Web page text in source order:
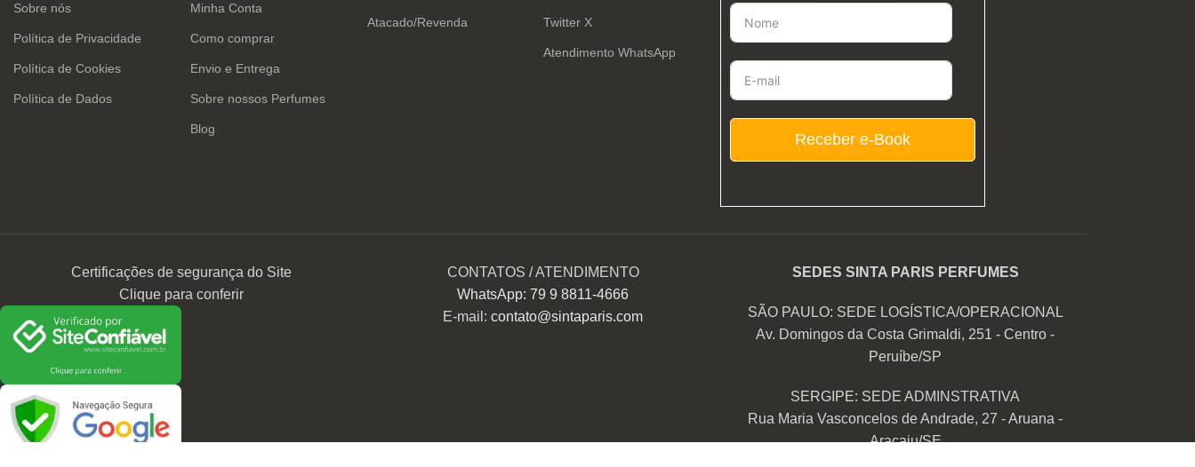
Sobre nós
Política de Privacidade
Política de Cookies
Política de Dados
Minha Conta
Como comprar
Envio e Entrega
Sobre nossos Perfumes
Blog
Atacado/Revenda Twitter X
Atendimento WhatsApp
Receber e-Book
Certificações de segurança do Site
Clique para conferir
CONTATOS / ATENDIMENTO
WhatsApp: 79 9 8811-4666
E-mail:contato@sintaparis.com
SEDES SINTA PARIS PERFUMES
SÃO PAULO: SEDE LOGÍSTICA/OPERACIONAL
Av. Domingos da Costa Grimaldi, 251 - Centro -
Peruíbe/SP
SERGIPE: SEDE ADMINSTRATIVA
Rua Maria Vasconcelos de Andrade, 27 - Aruana -
Aracaju/SE